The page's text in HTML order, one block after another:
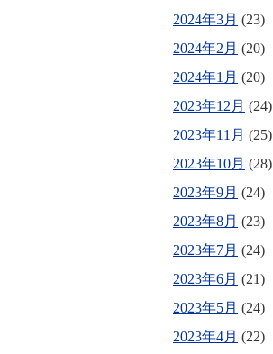
2024年3月 (23)
2024年2月 (20)
2024年1月 (20)
2023年12月 (24)
2023年11月 (25)
2023年10月 (28)
2023年9月 (24)
2023年8月 (23)
2023年7月 (24)
2023年6月 (21)
2023年5月 (24)
2023年4月 (22)